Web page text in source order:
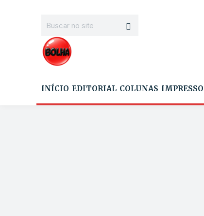
INÍCIO EDITORIAL COLUNAS IMPRESSO